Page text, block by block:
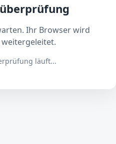
Ihr Browser wird
läuft...